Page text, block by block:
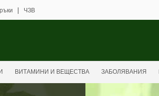
| ЧЗВ
ВИТАМИНИ И ВЕЩЕСТВА ЗАБОЛЯВАНИЯ